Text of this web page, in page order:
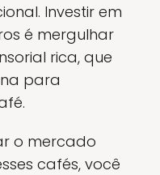
Investir em
é mergulhar
rica, que
para
o mercado
cafés, você